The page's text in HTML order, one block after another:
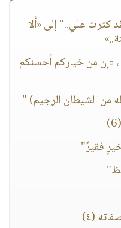
كثرت علي.." إلى «ألا
«إن من خياركم أحسنكم
من الشيطان الرجيم) "
فقيرٌ"
(٤)